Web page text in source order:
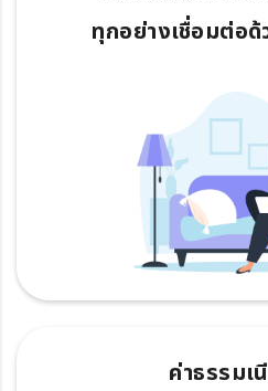
ทุกอย่างเชื่อมต่อ
ค่าธรรมเ